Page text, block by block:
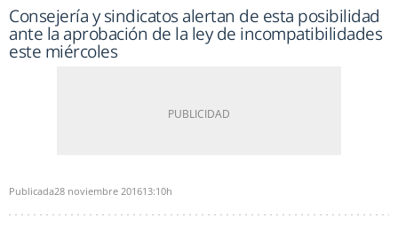
Consejería y sindicatos alertan de esta posibilidad
ante la aprobación de la ley de incompatibilidades
este miércoles
Publicada28 noviembre 201613:10h